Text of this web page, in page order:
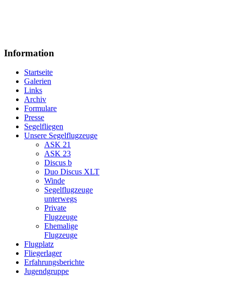
Information
Startseite
Galerien
Links
Archiv
Formulare
Presse
Segelfliegen
Unsere Segelflugzeuge
ASK 21
ASK 23
Discus b
Duo Discus XLT
Winde
Segelflugzeuge
unterwegs
Private
Flugzeuge
Ehemalige
Flugzeuge
Flugplatz
Fliegerlager
Erfahrungsberichte
Jugendgruppe